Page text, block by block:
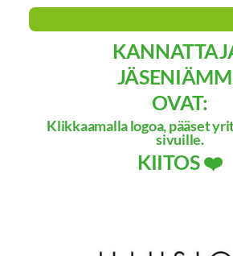
OVAT:
Klikkaamalla logoa, pääset
sivuille.
KIITOS ❤️